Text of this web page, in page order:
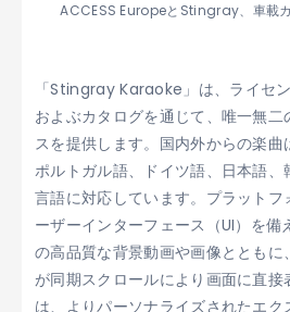
ACCESS EuropeとStingray、車載
「Stingray Karaoke」は、ライセ
およぶカタログを通じて、唯一無
スを提供します。国内外からの楽曲
ポルトガル語、ドイツ語、日本語、
言語に対応しています。プラット
ーザーインターフェース（UI）を備
の高品質な背景動画や画像とともに
が同期スクロールにより画面に直接
は、よりパーソナライズされたエ